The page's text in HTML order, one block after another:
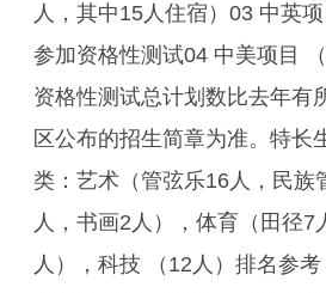
人，其中15人住宿）03 中英
参加资格性测试04 中美项目
资格性测试总计划数比去年有
区公布的招生简章为准。特长
类：艺术（管弦乐16人，民族
人，书画2人），体育（田径7
人），科技 （12人）排名参